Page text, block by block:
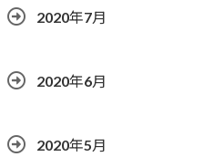
2020年7月
2020年6月
2020年5月